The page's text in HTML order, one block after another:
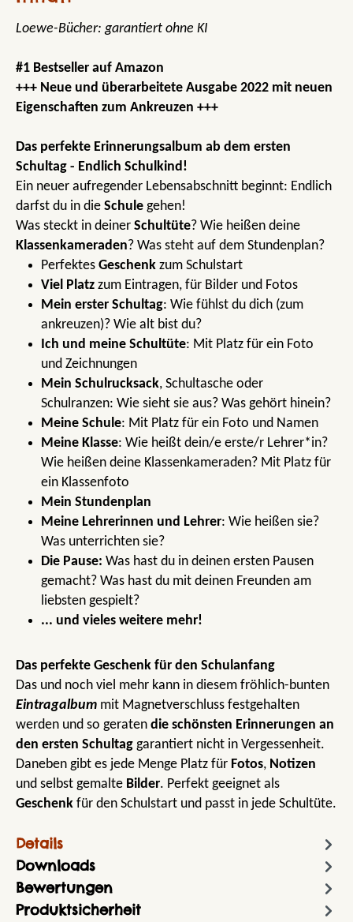
Loewe-Bücher: garantiert ohne KI
#1 Bestseller auf Amazon
+++ Neue und überarbeitete Ausgabe 2022 mit neuen
Eigenschaften zum Ankreuzen +++
Das perfekte Erinnerungsalbum ab dem ersten
Schultag - Endlich Schulkind!
Ein neuer aufregender Lebensabschnitt beginnt: Endlich
darfst du in die Schule gehen!
Was steckt in deiner Schultüte? Wie heißen deine
Klassenkameraden? Was steht auf dem Stundenplan?
Perfektes Geschenk zum Schulstart
Viel Platz zum Eintragen, für Bilder und Fotos
Mein erster Schultag: Wie fühlst du dich (zum
ankreuzen)? Wie alt bist du?
Ich und meine Schultüte: Mit Platz für ein Foto
und Zeichnungen
Mein Schulrucksack, Schultasche oder
Schulranzen: Wie sieht sie aus? Was gehört hinein?
Meine Schule: Mit Platz für ein Foto und Namen
Meine Klasse: Wie heißt dein/e erste/r Lehrer*in?
Wie heißen deine Klassenkameraden? Mit Platz für
ein Klassenfoto
Mein Stundenplan
Meine Lehrerinnen und Lehrer: Wie heißen sie?
Was unterrichten sie?
Die Pause: Was hast du in deinen ersten Pausen
gemacht? Was hast du mit deinen Freunden am
liebsten gespielt?
... und vieles weitere mehr!
Das perfekte Geschenk für den Schulanfang
Das und noch viel mehr kann in diesem fröhlich-bunten
Eintragalbum mit Magnetverschluss festgehalten
werden und so geraten die schönsten Erinnerungen an
den ersten Schultag garantiert nicht in Vergessenheit.
Daneben gibt es jede Menge Platz für Fotos, Notizen
und selbst gemalte Bilder. Perfekt geeignet als
Geschenk für den Schulstart und passt in jede Schultüte.
Details
Downloads
Bewertungen
Produktsicherheit